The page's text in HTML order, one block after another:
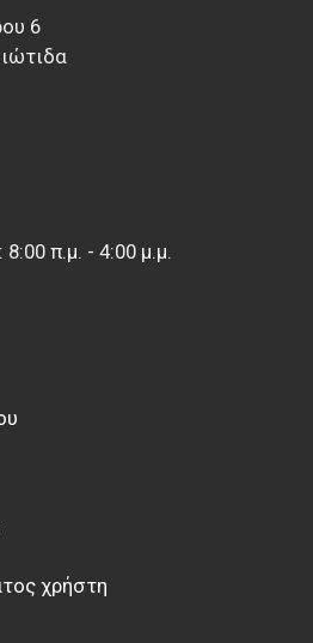
6
π.μ. - 4:00 μ.μ.
χρήστη